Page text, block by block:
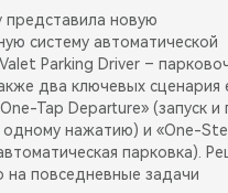
представила новую
систему автоматической
Parking Driver –
два ключевых сценария
Tap Departure» (запуск и
одному нажатию) и «One-
парковка).
на повседневные задачи